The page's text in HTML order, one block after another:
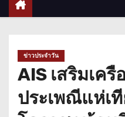
ข่าวประจำวัน
AIS เสริมเค
ประเพณีแห่เ